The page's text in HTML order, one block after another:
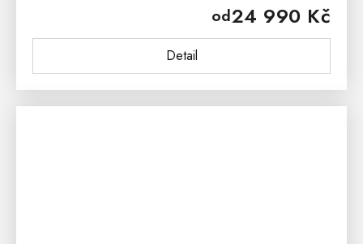
od24 990 Kč
Detail
množství výhod, kterou ocení nejen...